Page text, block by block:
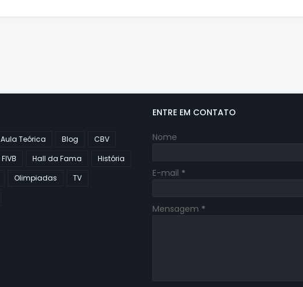
Aula Teórica Blog
CBV
FIVB Hall da Fama
História
Olimpiadas
TV
ENTRE EM CONTATO
Nome
E-mail *
Mensagem *